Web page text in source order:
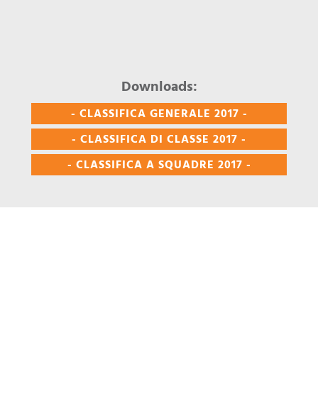
Downloads:
- CLASSIFICA GENERALE 2017 -
- CLASSIFICA DI CLASSE 2017 -
- CLASSIFICA A SQUADRE 2017 -